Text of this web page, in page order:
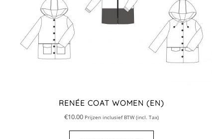
RENÉE COAT WOMEN (EN)
€10.00 Prijzen inclusief BTW (incl. Tax)